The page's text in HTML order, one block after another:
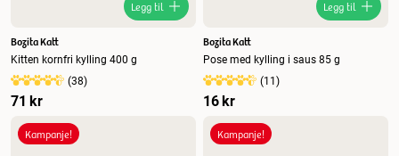
Legg til
Bozita Katt
Kitten kornfri kylling 400 g
(38)
71 kr
Legg til
Bozita Katt
Pose med kylling i saus 85 g
(11)
16 kr
Kampanje! Kampanje!